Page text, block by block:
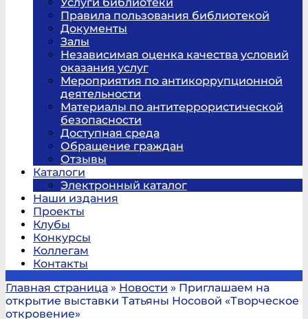
Правила пользования библиотекой
Документы
Залы
Независимая оценка качества условий
оказания услуг
Мероприятия по антикоррупционной
деятельности
Материалы по антитеррористической
безопасности
Доступная среда
Обращение граждан
Отзывы
Каталоги
Электронный каталог
Наши издания
Проекты
Клубы
Конкурсы
Коллегам
Контакты
Главная страница » Новости » Приглашаем на
открытие выставки Татьяны Носовой «Творческое
откровение»